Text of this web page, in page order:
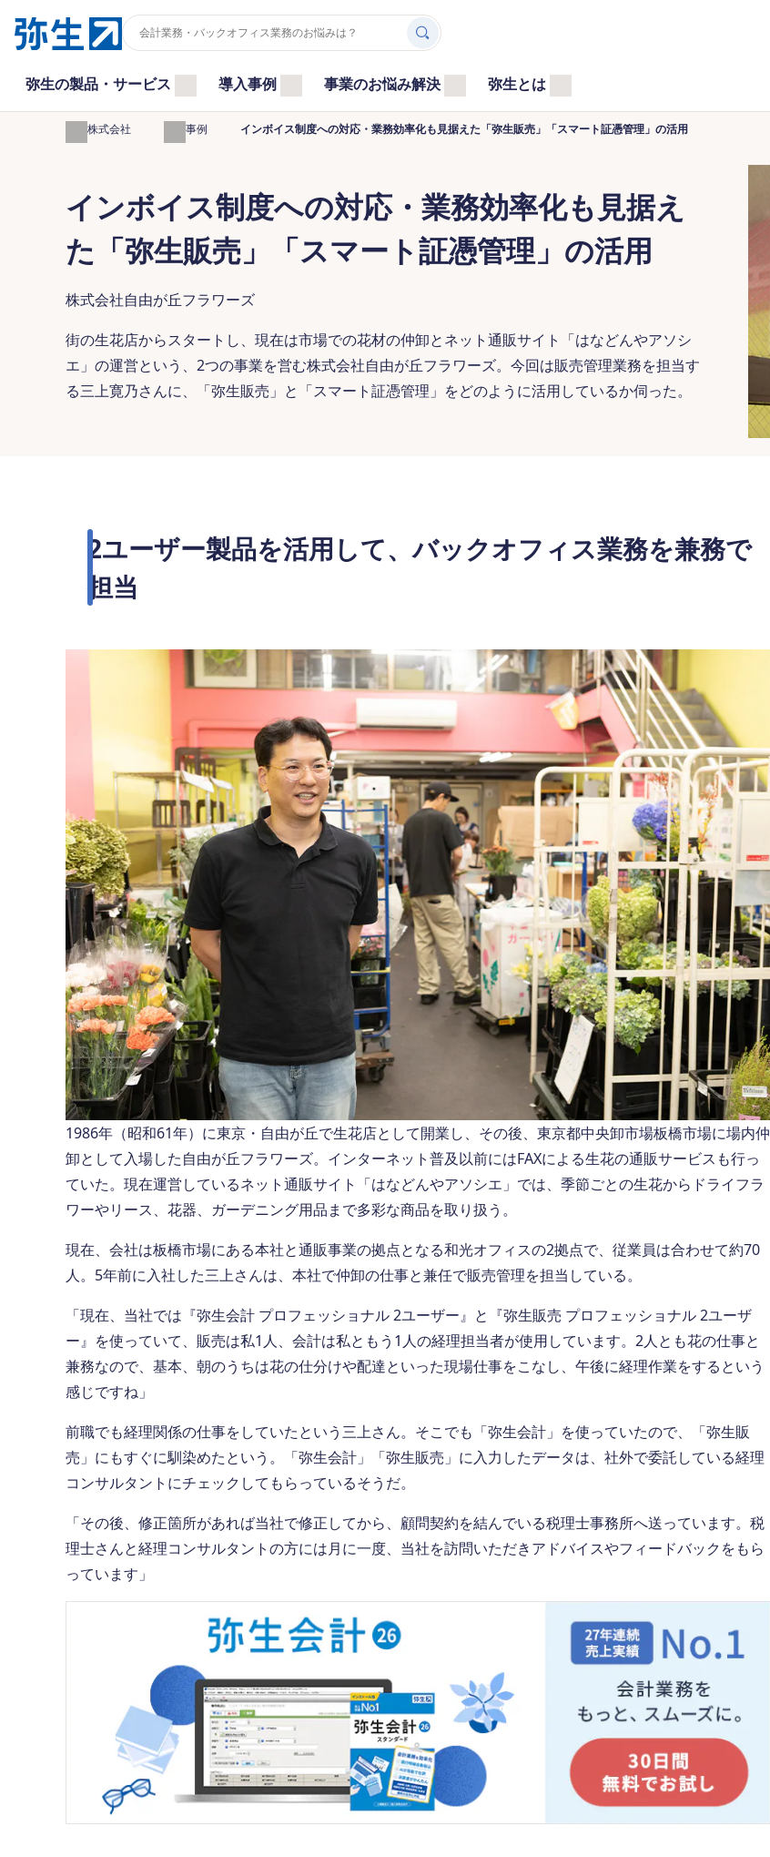
弥生の製品・サービス 導入事例 事業のお悩み解決 弥生とは
弥生株式会社 導入事例 インボイス制度への対応・業務効率化も見据えた「弥生販売」「スマート証憑管理」の活用
インボイス制度への対応・業務効率化も見据え
た「弥生販売」「スマート証憑管理」の活用
株式会社自由が丘フラワーズ
街の生花店からスタートし、現在は市場での花材の仲卸とネット通販サイト「はなどんやアソシ
エ」の運営という、2つの事業を営む株式会社自由が丘フラワーズ。今回は販売管理業務を担当す
る三上寛乃さんに、「弥生販売」と「スマート証憑管理」をどのように活用しているか伺った。
2ユーザー製品を活用して、バックオフィス業務を兼務で
担当
1986年（昭和61年）に東京・自由が丘で生花店として開業し、その後、東京都中央卸市場板橋市場に場内仲
卸として入場した自由が丘フラワーズ。インターネット普及以前にはFAXによる生花の通販サービスも行っ
ていた。現在運営しているネット通販サイト「はなどんやアソシエ」では、季節ごとの生花からドライフラ
ワーやリース、花器、ガーデニング用品まで多彩な商品を取り扱う。
現在、会社は板橋市場にある本社と通販事業の拠点となる和光オフィスの2拠点で、従業員は合わせて約70
人。5年前に入社した三上さんは、本社で仲卸の仕事と兼任で販売管理を担当している。
「現在、当社では『弥生会計 プロフェッショナル 2ユーザー』と『弥生販売 プロフェッショナル 2ユーザ
ー』を使っていて、販売は私1人、会計は私ともう1人の経理担当者が使用しています。2人とも花の仕事と
兼務なので、基本、朝のうちは花の仕分けや配達といった現場仕事をこなし、午後に経理作業をするという
感じですね」
前職でも経理関係の仕事をしていたという三上さん。そこでも「弥生会計」を使っていたので、「弥生販
売」にもすぐに馴染めたという。「弥生会計」「弥生販売」に入力したデータは、社外で委託している経理
コンサルタントにチェックしてもらっているそうだ。
「その後、修正箇所があれば当社で修正してから、顧問契約を結んでいる税理士事務所へ送っています。税
理士さんと経理コンサルタントの方には月に一度、当社を訪問いただきアドバイスやフィードバックをもら
っています」